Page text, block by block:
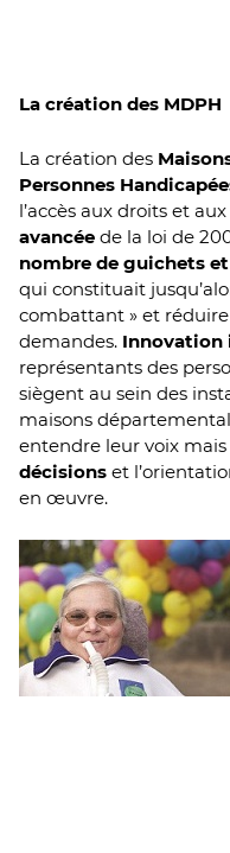
La création des MDPH
La création des
Personnes
l’accès aux droits et
avancée de la loi de
nombre de guichets
qui constituait
combattant » et
demandes.
représentants des
siègent au sein des
maisons
entendre leur voix
décisions et
en œuvre.